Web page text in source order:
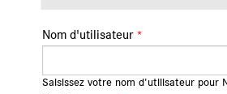
Nom d'utilisateur *
Saisissez votre nom d'utilisateur pour